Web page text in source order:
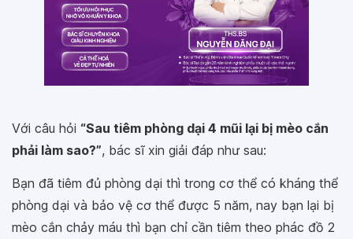
Với câu hỏi “Sau tiêm phòng dại 4 mũi lại bị mèo cắn
phải làm sao?”, bác sĩ xin giải đáp như sau:
Bạn đã tiêm đủ phòng dại thì trong cơ thể có kháng thể
phòng dại và bảo vệ cơ thể được 5 năm, nay bạn lại bị
mèo cắn chảy máu thì bạn chỉ cần tiêm theo phác đồ 2